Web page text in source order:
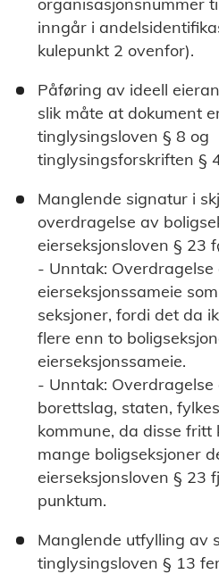
inngår i
kulepunkt 2 ovenfor).
Påføring av ideell
slik måte at dokument
tinglysingsloven § 8 og
tinglysingsforskriften §
Manglende signatur i
overdragelse av
eierseksjonsloven § 23
- Unntak:
eierseksjonssameie
seksjoner, fordi det da
flere enn to
eierseksjonssameie.
- Unntak:
borettslag, staten,
kommune, da disse
mange boligseksjoner
eierseksjonsloven § 23
punktum.
Manglende utfylling av
tinglysingsloven § 13